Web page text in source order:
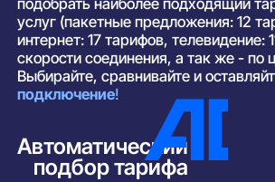
подобрать наиболее подходящий
услуг (пакетные предложения: 12
интернет: 17 тарифов, телевидение:
скорости соединения, а так же - по
Выбирайте, сравнивайте и
подключение!
Автоматический
подбор тарифа